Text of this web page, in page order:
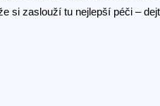
si zaslouží tu nejlepší péči –